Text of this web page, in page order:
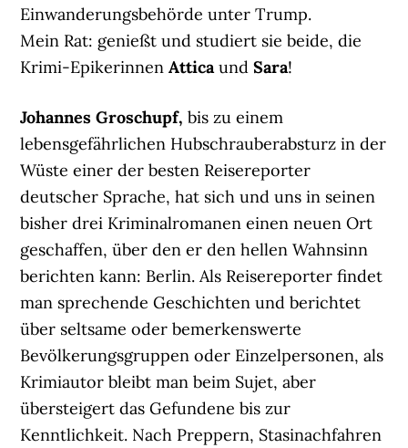
Einwanderungsbehörde unter Trump.
Mein Rat: genießt und studiert sie beide, die
Krimi-EpikerinnenAtticaundSara!
Johannes Groschupf,bis zu einem
lebensgefährlichen Hubschrauberabsturz in der
Wüste einer der besten Reisereporter
deutscher Sprache, hat sich und uns in seinen
bisher drei Kriminalromanen einen neuen Ort
geschaffen, über den er den hellen Wahnsinn
berichten kann: Berlin. Als Reisereporter findet
man sprechende Geschichten und berichtet
über seltsame oder bemerkenswerte
Bevölkerungsgruppen oder Einzelpersonen, als
Krimiautor bleibt man beim Sujet, aber
übersteigert das Gefundene bis zur
Kenntlichkeit. Nach Preppern, Stasinachfahren